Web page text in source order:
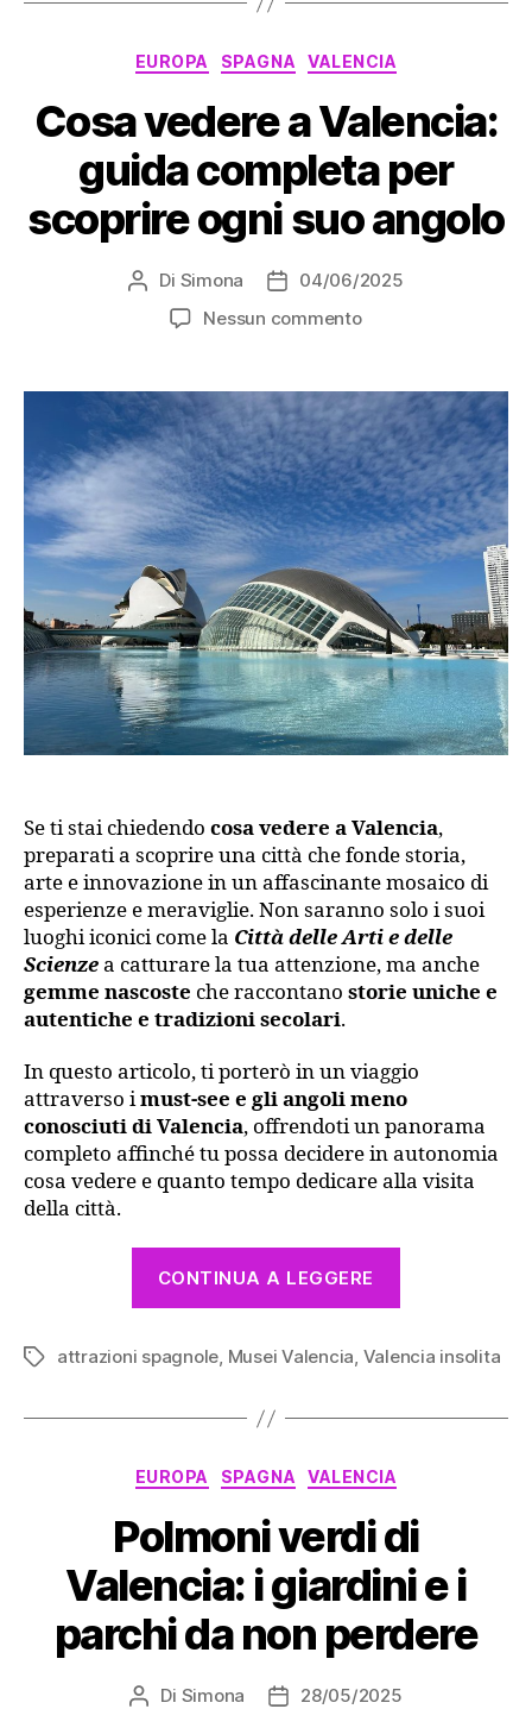
Barrio
Categorie
EUROPA SPAGNA VALENCIA
Cosa vedere a Valencia:
guida completa per
scoprire ogni suo angolo
Autore
articolo
Di Simona
Data
dell'articolo
04/06/2025
Nessun commentosu
a
Valencia:
guida
completa
per
scoprire
ogni
suo
angolo
Se ti stai chiedendo cosa vedere a Valencia,
preparati a scoprire una città che fonde storia,
arte e innovazione in un affascinante mosaico di
esperienze e meraviglie. Non saranno solo i suoi
luoghi iconici come la Città delle Arti e delle
Scienzea catturare la tua attenzione, ma anche
gemme nascoste che raccontano storie uniche e
autentiche e tradizioni secolari.
In questo articolo, ti porterò in un viaggio
attraverso imust-see e gli angoli meno
conosciuti di Valencia, offrendoti un panorama
completo affinché tu possa decidere in autonomia
cosa vedere e quanto tempo dedicare alla visita
della città.
CONTINUA A LEGGERE
Valencia:
completa
ogni
suo
angolo”
Tag attrazioni spagnole, Musei Valencia, Valencia insolita
Categorie
EUROPA SPAGNA VALENCIA
Polmoni verdi di
Valencia: i giardini e i
parchi da non perdere
Autore
Di Simona
Data28/05/2025